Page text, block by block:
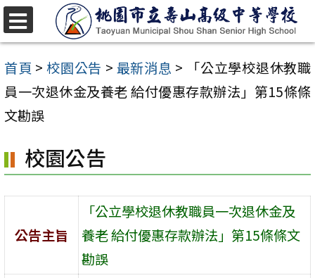
跳
至
主
要
內
區
首頁 > 校園公告 > 最新消息 >
「公立學校退休教職
員一次退休金及養老 給付優惠存款辦法」第15條條
文勘誤
校園公告
公告主旨
「公立學校退休教職員一次退休金及
養老 給付優惠存款辦法」第15條條文
勘誤
選
單